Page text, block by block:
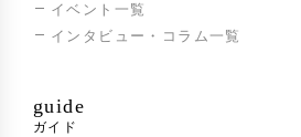
イベント一覧
インタビュー・コラム一覧
guide
ガイド